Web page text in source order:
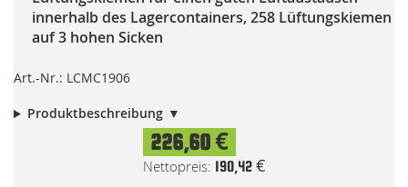
innerhalb des Lagercontainers, 258 Lüftungskiemen
auf 3 hohen Sicken
Art.-Nr.: LCMC1906
Produktbeschreibung
226,60 €
190,42 €